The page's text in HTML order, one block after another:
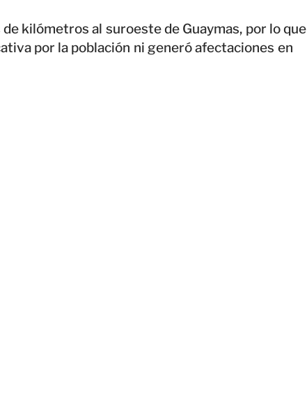
kilómetros al suroeste de Guaymas, por lo que
por la población ni generó afectaciones en